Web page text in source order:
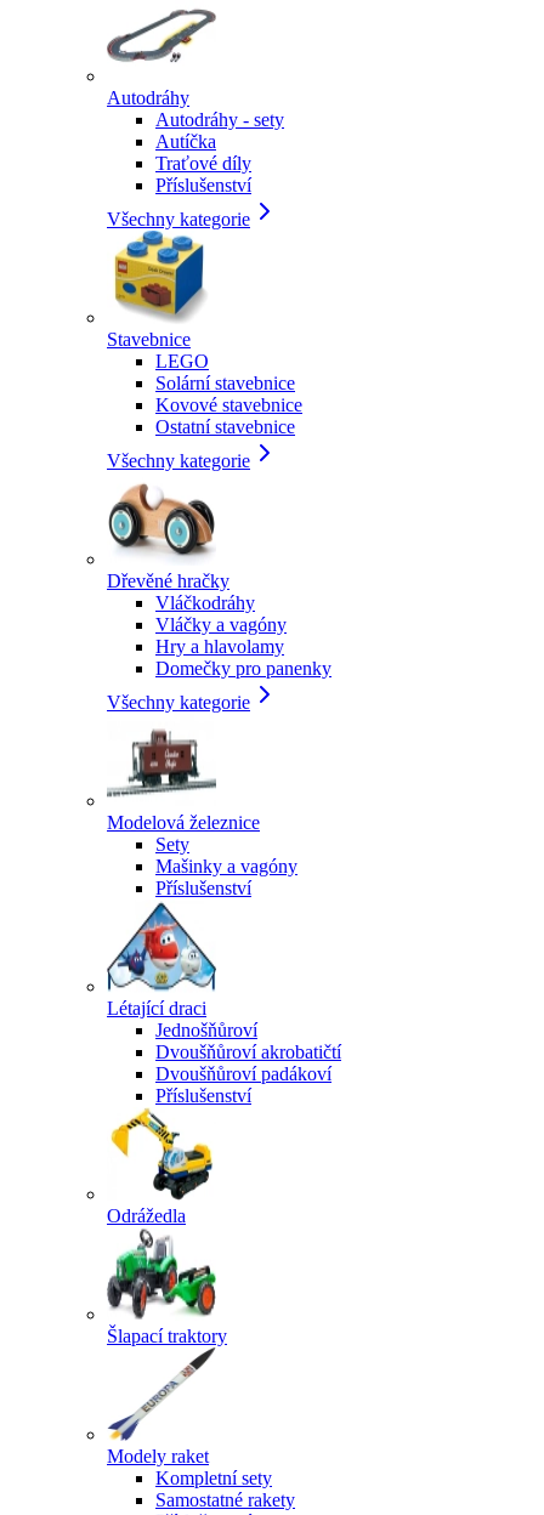
Autodráhy
Autodráhy - sety
Autíčka
Traťové díly
Příslušenství
Všechny kategorie
Stavebnice
LEGO
Solární stavebnice
Kovové stavebnice
Ostatní stavebnice
Všechny kategorie
Dřevěné hračky
Vláčkodráhy
Vláčky a vagóny
Hry a hlavolamy
Domečky pro panenky
Všechny kategorie
Modelová železnice
Sety
Mašinky a vagóny
Příslušenství
Létající draci
Jednošňůroví
Dvoušňůroví akrobatičtí
Dvoušňůroví padákoví
Příslušenství
Odrážedla
Šlapací traktory
Modely raket
Kompletní sety
Samostatné rakety